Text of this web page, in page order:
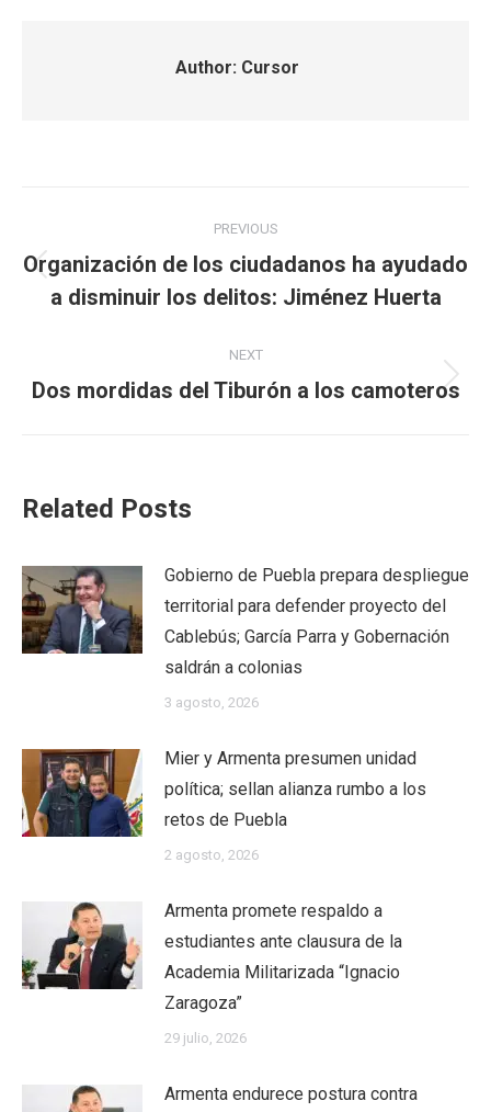
Author: Cursor
navigation
PREVIOUS
Previous
post:
Organización de los ciudadanos ha ayudado
a disminuir los delitos: Jiménez Huerta
NEXT
Next
Dos mordidas del Tiburón a los camoteros
Related Posts
Gobierno de Puebla prepara despliegue
territorial para defender proyecto del
Cablebús; García Parra y Gobernación
saldrán a colonias
3 agosto, 2026
Mier y Armenta presumen unidad
política; sellan alianza rumbo a los
retos de Puebla
2 agosto, 2026
Armenta promete respaldo a
estudiantes ante clausura de la
Academia Militarizada “Ignacio
Zaragoza”
29 julio, 2026
Armenta endurece postura contra